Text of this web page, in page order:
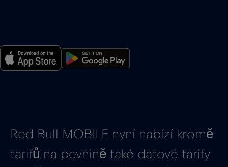
Red Bull MOBILE nyní nabízí kromě
tarifů na pevnině také datové tarify